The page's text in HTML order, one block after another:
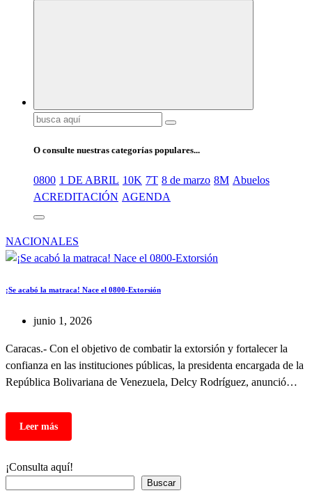
Buscar:
O consulte nuestras categorías populares...
0800 1 DE ABRIL 10K 7T 8 de marzo 8M Abuelos
ACREDITACIÓN AGENDA
NACIONALES
¡Se acabó la matraca! Nace el 0800-Extorsión
junio 1, 2026
Caracas.- Con el objetivo de combatir la extorsión y fortalecer la
confianza en las instituciones públicas, la presidenta encargada de la
República Bolivariana de Venezuela, Delcy Rodríguez, anunció…
¡Consulta aquí!
Buscar